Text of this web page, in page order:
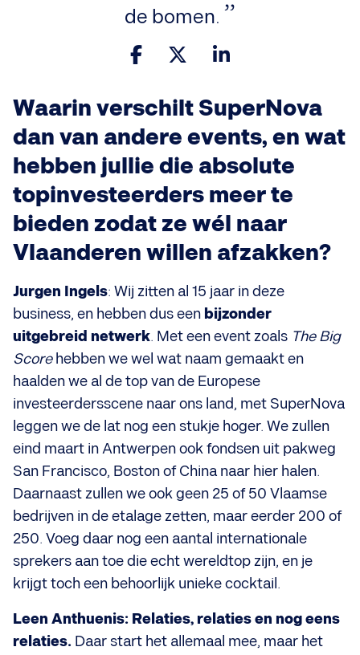
de bomen.
Waarin verschilt SuperNova
dan van andere events, en wat
hebben jullie die absolute
topinvesteerders meer te
bieden zodat ze wél naar
Vlaanderen willen afzakken?
Jurgen Ingels: Wij zitten al 15 jaar in deze
business, en hebben dus een bijzonder
uitgebreid netwerk. Met een event zoals The Big
Scorehebben we wel wat naam gemaakt en
haalden we al de top van de Europese
investeerdersscene naar ons land, met SuperNova
leggen we de lat nog een stukje hoger. We zullen
eind maart in Antwerpen ook fondsen uit pakweg
San Francisco, Boston of China naar hier halen.
Daarnaast zullen we ook geen 25 of 50 Vlaamse
bedrijven in de etalage zetten, maar eerder 200 of
250. Voeg daar nog een aantal internationale
sprekers aan toe die echt wereldtop zijn, en je
krijgt toch een behoorlijk unieke cocktail.
Leen Anthuenis: Relaties, relaties en nog eens
relaties. Daar start het allemaal mee, maar het